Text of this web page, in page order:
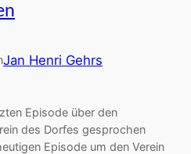
Jan Henri Gehrs
Episode über den
des Dorfes gesprochen
Episode um den Verein